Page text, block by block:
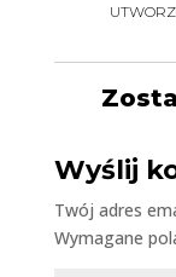
Wyślij
Twój adres
Wymagane